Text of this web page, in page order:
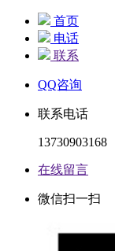
首页
电话
联系
QQ咨询
联系电话
13730903168
在线留言
微信扫一扫